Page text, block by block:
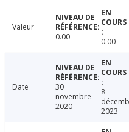
Valeur
0.00
0.00
Date
30
novembre
2020
8
2023